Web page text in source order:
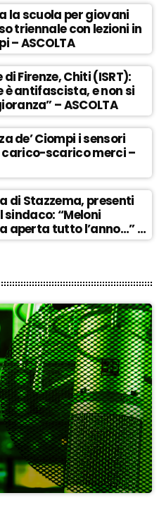
la scuola per giovani
triennale con lezioni in
– ASCOLTA
Firenze, Chiti (ISRT):
è antifascista, e non si
– ASCOLTA
de’ Ciompi i sensori
carico-scarico merci –
di Stazzema, presenti
sindaco: “Meloni
aperta tutto l’anno…” –